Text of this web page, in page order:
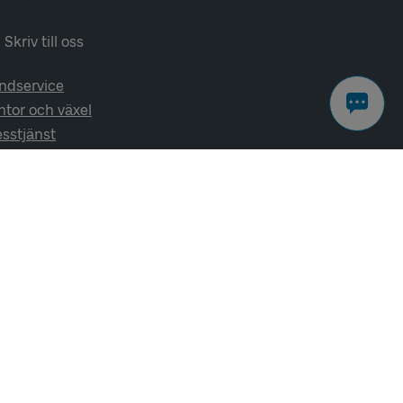
Skriv till oss
och växel